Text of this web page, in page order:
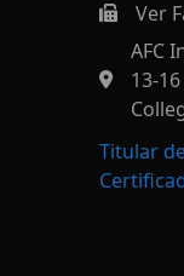
https://
Ver
AFC
13-
Titular